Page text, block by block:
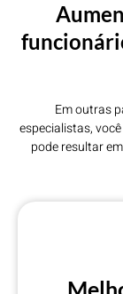
Em outras
especialistas,
pode resultar